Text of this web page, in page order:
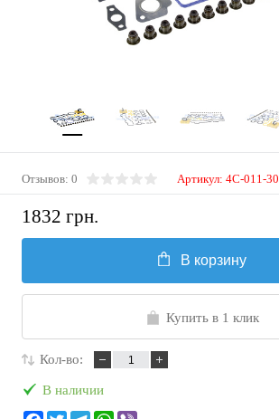
Отзывов: 0 Артикул: 4C-011-30
1832 грн.
В корзину
Купить в 1 клик
Кол-во:
В наличии